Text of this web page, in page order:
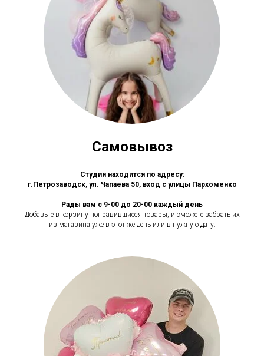
Самовывоз
Студия находится по адресу:
г.Петрозаводск, ул. Чапаева 50, вход с улицы Пархоменко
Рады вам с 9-00 до 20-00 каждый день
Добавьте в корзину понравившиеся товары, и сможете забрать их
из магазина уже в этот же день или в нужную дату.